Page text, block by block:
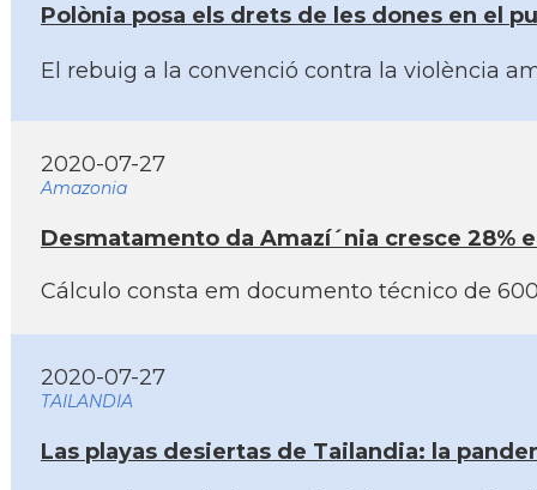
Polònia posa els drets de les dones en el
El rebuig a la convenció contra la violència
2020-07-27
Amazonia
Desmatamento da Amazí´nia cresce 28%
Cálculo consta em documento técnico de
2020-07-27
TAILANDIA
Las playas desiertas de Tailandia: la